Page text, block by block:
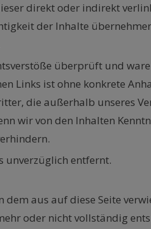
direkt oder indirekt
der Inhalte
überprüft und
Links ist ohne konkrete
die außerhalb unseres
wir von den Inhalten
unverzüglich entfernt.
aus auf diese Seite
oder nicht vollständig